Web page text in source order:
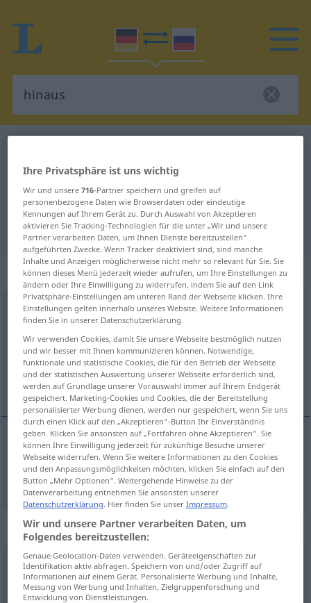
Deutsch-Russisch Übersetzung für
"hinaus"
"hinaus" Russisch Übersetzung
„hinaus“: Adverb
hinausadv
Übersicht aller Übersetzungen
(Für mehr Details die Übersetzung anklicken/antippen)
наружу
наружу hinaus
Beispielsätze für "hinaus"
das kommt aufs Gleiche hinaus
этосводится к томуже
Ihre Privatsphäre ist uns wichtig
Wir und unsere716-Partner speichern und greifen auf
personenbezogene Daten wie Browserdaten oder eindeutige
Kennungen auf Ihrem Gerät zu. Durch Auswahl von Akzeptieren
aktivieren Sie Tracking-Technologien für die unter „Wir und unsere
Partner verarbeiten Daten, um Ihnen Dienste bereitzustellen“
aufgeführten Zwecke. Wenn Tracker deaktiviert sind, sind manche
Inhalte und Anzeigen möglicherweise nicht mehr so relevant für Sie. Sie
können dieses Menü jederzeit wieder aufrufen, um Ihre Einstellungen zu
ändern oder Ihre Einwilligung zu widerrufen, indem Sie auf den Link
Privatsphäre-Einstellungen am unteren Rand der Webseite klicken. Ihre
Einstellungen gelten innerhalb unseres Website. Weitere Informationen
finden Sie in unserer Datenschutzerklärung.
Wir verwenden Cookies, damit Sie unsere Webseite bestmöglich nutzen
und wir besser mit Ihnen kommunizieren können. Notwendige,
funktionale und statistische Cookies, die für den Betrieb der Webseite
und der statistischen Auswertung unserer Webseite erforderlich sind,
werden auf Grundlage unserer Vorauswahl immer auf Ihrem Endgerät
gespeichert. Marketing-Cookies und Cookies, die der Bereitstellung
personalisierter Werbung dienen, werden nur gespeichert, wenn Sie uns
durch einen Klick auf den „Akzeptieren“-Button Ihr Einverständnis
geben. Klicken Sie ansonsten auf „Fortfahren ohne Akzeptieren“. Sie
können Ihre Einwilligung jederzeit für zukünftige Besuche unserer
Webseite widerrufen. Wenn Sie weitere Informationen zu den Cookies
und den Anpassungsmöglichkeiten möchten, klicken Sie einfach auf den
Button „Mehr Optionen“. Weitergehende Hinweise zu der
Datenverarbeitung entnehmen Sie ansonsten unserer
Datenschutzerklärung. Hier finden Sie unserImpressum.
Wir und unsere Partner verarbeiten Daten, um
Folgendes bereitzustellen:
Genaue Geolocation-Daten verwenden. Geräteeigenschaften zur
Identifikation aktiv abfragen. Speichern von und/oder Zugriff auf
Informationen auf einem Gerät. Personalisierte Werbung und Inhalte,
Messung von Werbung und Inhalten, Zielgruppenforschung und
Entwicklung von Dienstleistungen.